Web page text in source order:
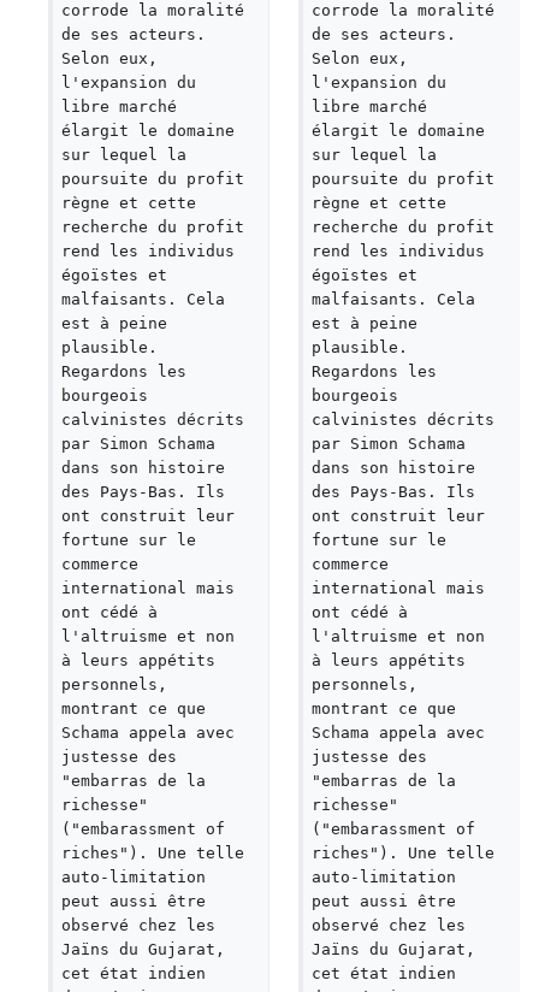
corrode la moralité
de ses acteurs.
Selon eux,
l'expansion du
libre marché
élargit le domaine
sur lequel la
poursuite du profit
règne et cette
recherche du profit
rend les individus
égoïstes et
malfaisants. Cela
est à peine
plausible.
Regardons les
bourgeois
calvinistes décrits
par Simon Schama
dans son histoire
des Pays-Bas. Ils
ont construit leur
fortune sur le
commerce
international mais
ont cédé à
l'altruisme et non
à leurs appétits
personnels,
montrant ce que
Schama appela avec
justesse des
"embarras de la
richesse"
("embarassment of
riches"). Une telle
auto-limitation
peut aussi être
observé chez les
Jaïns du Gujarat,
cet état indien
corrode la moralité
de ses acteurs.
Selon eux,
l'expansion du
libre marché
élargit le domaine
sur lequel la
poursuite du profit
règne et cette
recherche du profit
rend les individus
égoïstes et
malfaisants. Cela
est à peine
plausible.
Regardons les
bourgeois
calvinistes décrits
par Simon Schama
dans son histoire
des Pays-Bas. Ils
ont construit leur
fortune sur le
commerce
international mais
ont cédé à
l'altruisme et non
à leurs appétits
personnels,
montrant ce que
Schama appela avec
justesse des
"embarras de la
richesse"
("embarassment of
riches"). Une telle
auto-limitation
peut aussi être
observé chez les
Jaïns du Gujarat,
cet état indien